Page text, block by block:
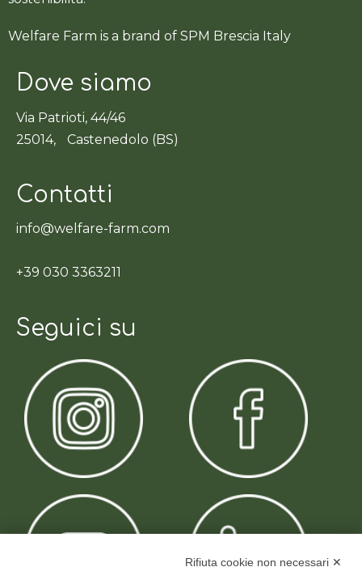
Welfare Farm is a brand of SPM Brescia Italy
Dove siamo
Via Patrioti, 44/46
25014, Castenedolo (BS)
Contatti
info@welfare-farm.com
+39 030 3363211
Seguici su
Rifiuta cookie non necessari ✕